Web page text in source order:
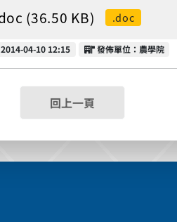
(36.50 KB) .doc
04-10 12:15 發佈單位
發佈單位：農學院
回上一頁